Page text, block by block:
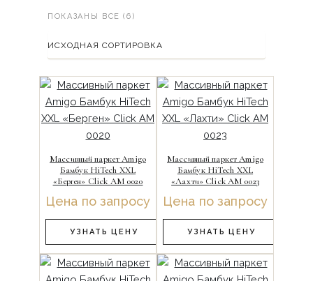
ПОКАЗАНЫ ВСЕ (6)
Массивный паркет Amigo
Бамбук HiTech XXL
«Берген» Click АМ 0020
Цена по запросу
УЗНАТЬ ЦЕНУ
Массивный паркет Amigo
Бамбук HiTech XXL
«Лахти» Click АМ 0023
Цена по запросу
УЗНАТЬ ЦЕНУ